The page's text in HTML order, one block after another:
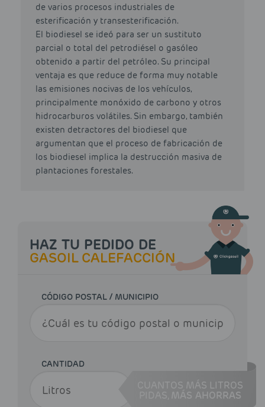
de varios procesos industriales de
esterificación y transesterificación.
El biodiesel se ideó para ser un sustituto
parcial o total del petrodiésel o gasóleo
obtenido a partir del petróleo. Su principal
ventaja es que reduce de forma muy notable
las emisiones nocivas de los vehículos,
principalmente monóxido de carbono y otros
hidrocarburos volátiles. Sin embargo, también
existen detractores del biodiesel que
argumentan que el proceso de fabricación de
los biodiesel implica la destrucción masiva de
plantaciones forestales.
HAZ TU PEDIDO DE
GASOIL CALEFACCIÓN
CÓDIGO POSTAL / MUNICIPIO
CANTIDAD
CUANTOS MÁS LITROS
MÁS AHORRAS